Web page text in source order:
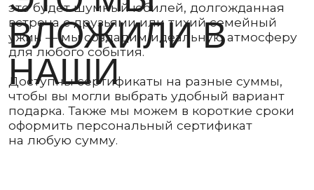
ПОДАРОЧНОГО
СЕРТИФИКАТА
Правила
Гибкость
выбора